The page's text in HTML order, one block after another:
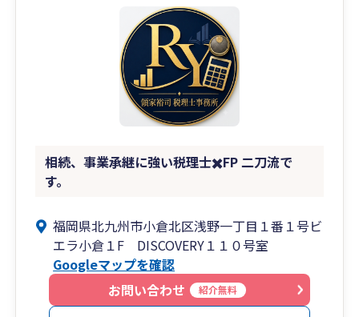
相続、事業承継に強い税理士✖️FP 二刀流で
す。
福岡県北九州市小倉北区浅野一丁目１番１号ビ
エラ小倉１F DISCOVERY１１０号室
Googleマップを確認
お問い合わせ
紹介無料